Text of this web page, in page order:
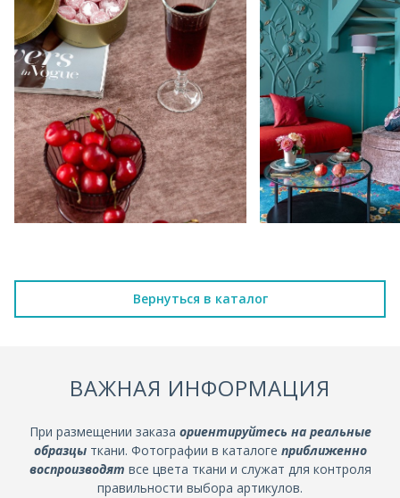
Вернуться в каталог
ВАЖНАЯ ИНФОРМАЦИЯ
При размещении заказа ориентируйтесь на реальные
образцыткани. Фотографии в каталоге приближенно
воспроизводят все цвета ткани и служат для контроля
правильности выбора артикулов.